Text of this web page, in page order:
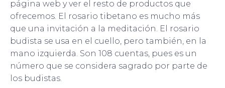
página web y ver el resto de productos que
ofrecemos. El rosario tibetano es mucho más
que una invitación a la meditación. El rosario
budista se usa en el cuello, pero también, en la
mano izquierda. Son 108 cuentas, pues es un
número que se considera sagrado por parte de
los budistas.